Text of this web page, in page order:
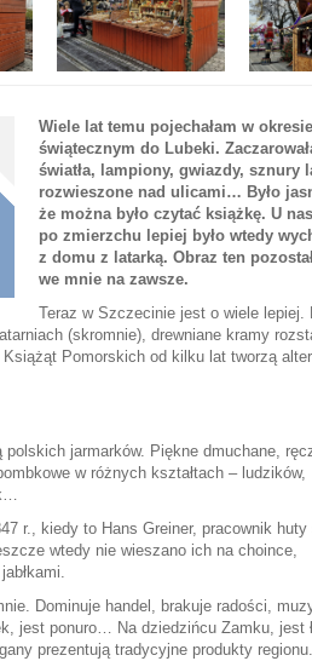
Wiele lat temu pojechałam w okresie
świątecznym do Lubeki.
światła, lampiony, gwiazdy, sznury
rozwieszone nad ulicami… Było
że można było czytać książkę. U nas
po zmierzchu lepiej było wtedy
z domu z latarką. Obraz ten
we mnie na zawsze.
Teraz w Szczecinie jest o wiele lepiej.
(skromnie), drewniane kramy
Pomorskich od kilku lat tworzą
jarmarków. Piękne dmuchane,
w różnych kształtach – ludzików,
r., kiedy to Hans Greiner, pracownik huty
wtedy nie wieszano ich na choince,
Dominuje handel, brakuje radości,
jest ponuro… Na dziedzińcu Zamku, jest
prezentują tradycyjne produkty